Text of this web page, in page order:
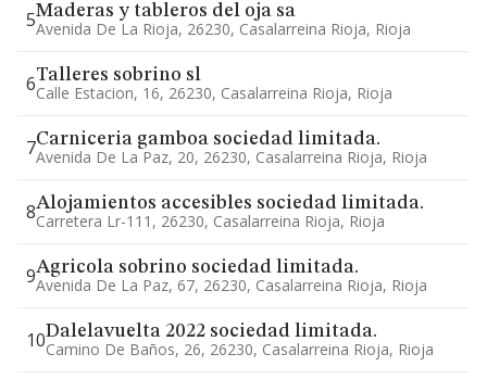
5Maderas y tableros del oja sa
Avenida De La Rioja, 26230, Casalarreina Rioja, Rioja
6Talleres sobrino sl
Calle Estacion, 16, 26230, Casalarreina Rioja, Rioja
7Carniceria gamboa sociedad limitada.
Avenida De La Paz, 20, 26230, Casalarreina Rioja, Rioja
8Alojamientos accesibles sociedad limitada.
Carretera Lr-111, 26230, Casalarreina Rioja, Rioja
9Agricola sobrino sociedad limitada.
Avenida De La Paz, 67, 26230, Casalarreina Rioja, Rioja
10Dalelavuelta 2022 sociedad limitada.
Camino De Baños, 26, 26230, Casalarreina Rioja, Rioja